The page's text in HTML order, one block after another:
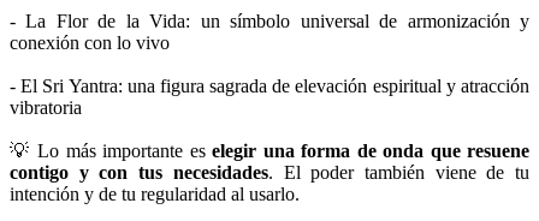
- La Flor de la Vida: un símbolo universal de armonización y
conexión con lo vivo
- El Sri Yantra: una figura sagrada de elevación espiritual y atracción
vibratoria
💡 Lo más importante es elegir una forma de onda que resuene
contigo y con tus necesidades. El poder también viene de tu
intención y de tu regularidad al usarlo.